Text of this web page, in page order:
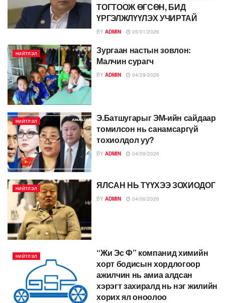
ТОГТООЖ ӨГСӨН, БИД
ҮРГЭЛЖЛҮҮЛЭХ УЧИРТАЙ
BY ADMIN 05/01/2026
НИЙТЛЭЛ
Зургаан настын зовлон:
Малчин сурагч
BY ADMIN 04/29/2026
НИЙТЛЭЛ
Э.Батшугарыг ЭМ-ийн сайдаар
томилсон нь санамсаргүй
тохиолдол уу?
BY ADMIN 04/09/2026
НИЙТЛЭЛ ЯЛСАН НЬ ТҮҮХЭЭ ЗОХИОДОГ
BY ADMIN 04/06/2026
НИЙТЛЭЛ
“Жи Эс Ф” компанид химийн
хорт бодисын хордлогоор
ажилчин нь амиа алдсан
хэрэгт захиралд нь нэг жилийн
хорих ял оноолоо